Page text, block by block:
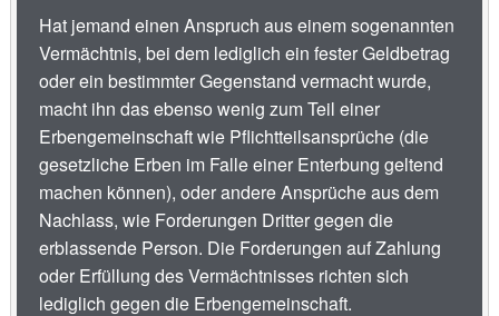
Hat jemand einen Anspruch aus einem sogenannten
Vermächtnis, bei dem lediglich ein fester Geldbetrag
oder ein bestimmter Gegenstand vermacht wurde,
macht ihn das ebenso wenig zum Teil einer
Erbengemeinschaft wie Pflichtteilsansprüche (die
gesetzliche Erben im Falle einer Enterbung geltend
machen können), oder andere Ansprüche aus dem
Nachlass, wie Forderungen Dritter gegen die
erblassende Person. Die Forderungen auf Zahlung
oder Erfüllung des Vermächtnisses richten sich
lediglich gegen die Erbengemeinschaft.